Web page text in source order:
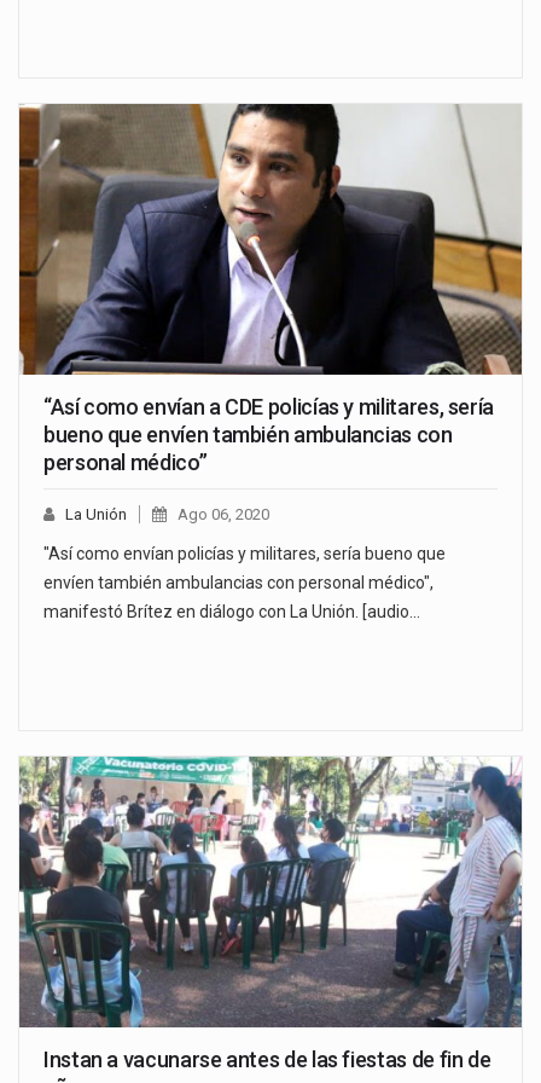
“Así como envían a CDE policías y militares, sería
bueno que envíen también ambulancias con
personal médico”
La Unión Ago 06, 2020
"Así como envían policías y militares, sería bueno que
envíen también ambulancias con personal médico",
manifestó Brítez en diálogo con La Unión. [audio…
Instan a vacunarse antes de las fiestas de fin de